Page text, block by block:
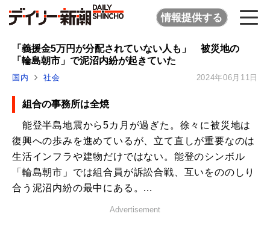
情報提供する
「義援金5万円が分配されていない人も」 被災地の
「輪島朝市」で泥沼内紛が起きていた
国内 社会 2024年06月11日
組合の事務所は全焼
能登半島地震から5カ月が過ぎた。徐々に被災地は
復興への歩みを進めているが、立て直しが重要なのは
生活インフラや建物だけではない。能登のシンボル
「輪島朝市」では組合員が訴訟合戦、互いをののしり
合う泥沼内紛の最中にある。...
Advertisement